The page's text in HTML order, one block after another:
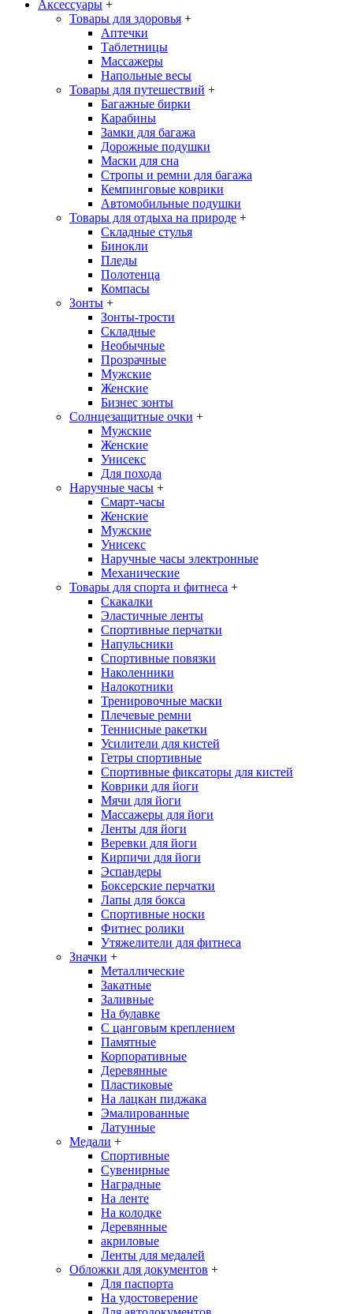
Аксессуары +
Товары для здоровья +
Аптечки
Таблетницы
Массажеры
Напольные весы
Товары для путешествий +
Багажные бирки
Карабины
Замки для багажа
Дорожные подушки
Маски для сна
Стропы и ремни для багажа
Кемпинговые коврики
Автомобильные подушки
Товары для отдыха на природе +
Складные стулья
Бинокли
Пледы
Полотенца
Компасы
Зонты +
Зонты-трости
Складные
Необычные
Прозрачные
Мужские
Женские
Бизнес зонты
Солнцезащитные очки +
Мужские
Женские
Унисекс
Для похода
Наручные часы +
Смарт-часы
Женские
Мужские
Унисекс
Наручные часы электронные
Механические
Товары для спорта и фитнеса +
Скакалки
Эластичные ленты
Спортивные перчатки
Напульсники
Спортивные повязки
Наколенники
Налокотники
Тренировочные маски
Плечевые ремни
Теннисные ракетки
Усилители для кистей
Гетры спортивные
Спортивные фиксаторы для кистей
Коврики для йоги
Мячи для йоги
Массажеры для йоги
Ленты для йоги
Веревки для йоги
Кирпичи для йоги
Эспандеры
Боксерские перчатки
Лапы для бокса
Спортивные носки
Фитнес ролики
Утяжелители для фитнеса
Значки +
Металлические
Закатные
Заливные
На булавке
С цанговым креплением
Памятные
Корпоративные
Деревянные
Пластиковые
На лацкан пиджака
Эмалированные
Латунные
Медали +
Спортивные
Сувенирные
Наградные
На ленте
На колодке
Деревянные
акриловые
Ленты для медалей
Обложки для документов +
Для паспорта
На удостоверение